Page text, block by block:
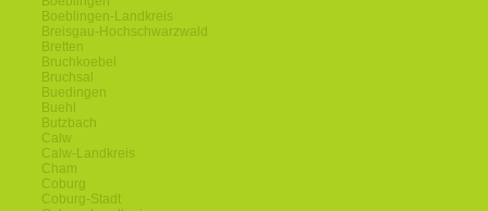
Boeblingen-Landkreis
Breisgau-Hochschwarzwald
Bretten
Bruchkoebel
Bruchsal
Buedingen
Buehl
Butzbach
Calw
Calw-Landkreis
Cham
Coburg
Coburg-Stadt